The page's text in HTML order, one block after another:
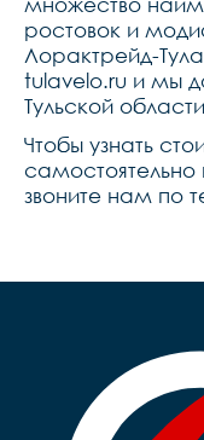
ростовок и
Лорактрейд-
tulavelo.ru и мы
Тульской
Чтобы узнать
самостоятельно
звоните нам по